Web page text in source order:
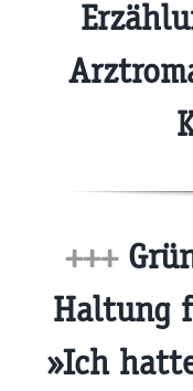
+++
Haltung
»Ich